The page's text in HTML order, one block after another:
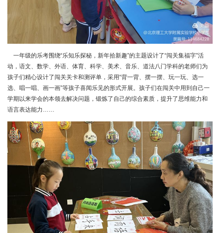
一年级的乐考围绕“乐知乐探秘，新年拾新趣”的主题设计了“闯关集福字”活
动，语文、数学、外语、体育、科学、美术、音乐、道法八门学科的老师们为
孩子们精心设计了闯关关卡和测评单，采用“背一背、摆一摆、玩一玩、选一
选、唱一唱、画一画”等孩子喜闻乐见的形式开展。孩子们在闯关中用到自己一
学期以来学会的本领去解决问题，锻炼了自己的综合素质，提升了思维能力和
语言表达能力……